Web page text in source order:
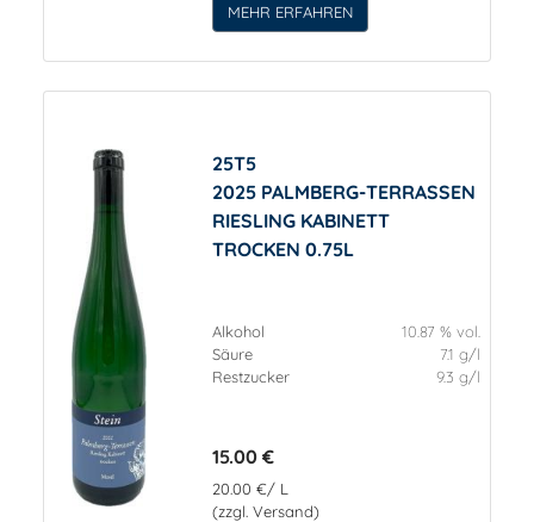
MEHR ERFAHREN
25T5
2025 PALMBERG-TERRASSEN
RIESLING KABINETT
TROCKEN 0.75L
Alkohol
10.87 % vol.
Säure
7.1 g/l
Restzucker
9.3 g/l
15.00 €
20.00 €/ L
(zzgl. Versand)